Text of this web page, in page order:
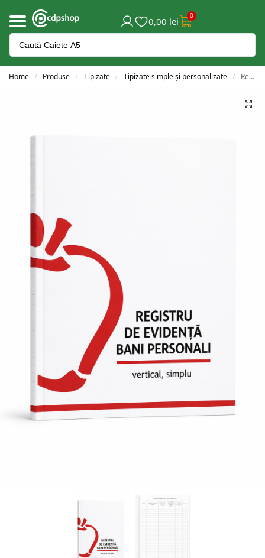
0,00 lei 0
Home / Produse / Tipizate / Tipizate simple și personalizate / Registru de bani personali A4